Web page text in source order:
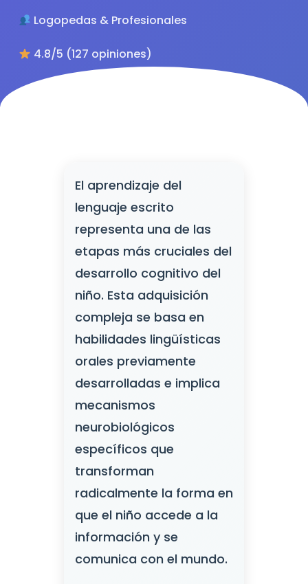
Logopedas & Profesionales
4.8/5 (127 opiniones)
El aprendizaje del
lenguaje escrito
representa una de las
etapas más cruciales del
desarrollo cognitivo del
niño. Esta adquisición
compleja se basa en
habilidades lingüísticas
orales previamente
desarrolladas e implica
mecanismos
neurobiológicos
específicos que
transforman
radicalmente la forma en
que el niño accede a la
información y se
comunica con el mundo.